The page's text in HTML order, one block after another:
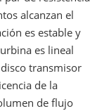
alcanzan el
es estable y
es lineal
transmisor
de la
de flujo